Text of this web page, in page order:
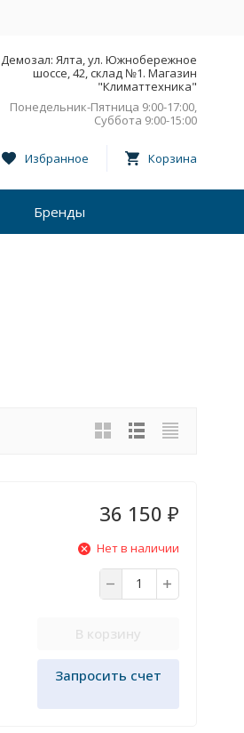
Демозал: Ялта, ул. Южнобережное
шоссе, 42, склад №1. Магазин
"Климаттехника"
Понедельник-Пятница 9:00-17:00,
Суббота 9:00-15:00
Избранное Корзина
Бренды
36 150 ₽
Нет в наличии
В корзину
Запросить счет